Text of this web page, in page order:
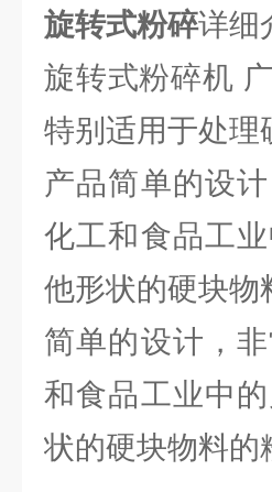
旋转式粉碎详细
旋转式粉碎机
特别适用于处理
产品简单的设
化工和食品工
他形状的硬块物
简单的设计，
和食品工业中
状的硬块物料的